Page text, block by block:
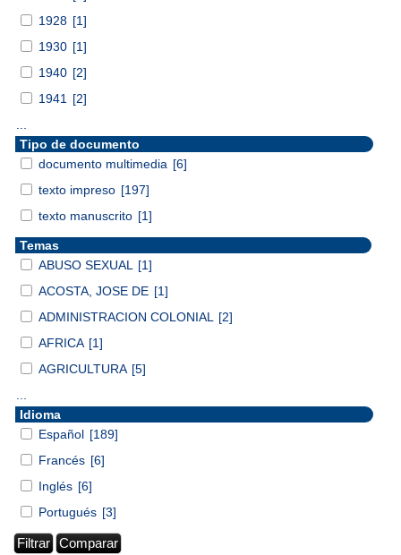
1928 [1]
1930 [1]
1940 [2]
1941
[2]
Tipo de documento
documento multimedia [6]
texto impreso [197]
texto manuscrito [1]
Temas
ABUSO SEXUAL
[1]
ACOSTA, JOSE DE [1]
ADMINISTRACION COLONIAL
[2]
AFRICA [1]
AGRICULTURA [5]
Idioma
Español [189]
Francés [6]
Inglés [6]
Portugués [3]